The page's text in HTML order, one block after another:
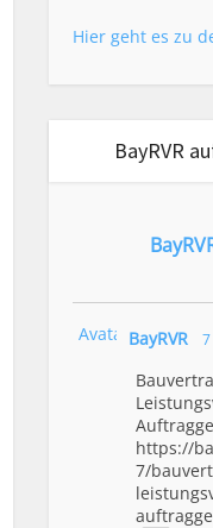
Hier geht es zu
BayRVR
Avatar BayRVR
https://
7/